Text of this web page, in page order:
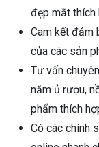
đẹp mắt thích
Cam kết đảm
của các sản
Tư vấn
năm ủ rượu,
phẩm thích
Có các chính